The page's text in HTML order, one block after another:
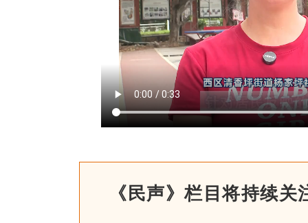
《民声》栏目将持续关